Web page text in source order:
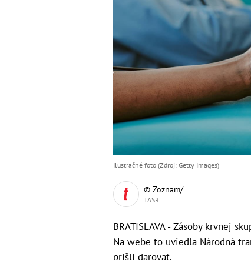
Ilustračné foto (Zdroj: Getty Images)
© Zoznam/
TASR
BRATISLAVA - Zásoby krvnej
Na webe to uviedla Národná
prišli darovať.